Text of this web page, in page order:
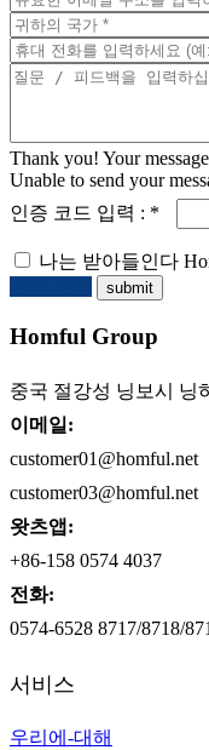
Thank you! Your
Unable to send your
인증 코드 입력 : *
나는 받아들인다
Homful Group
중국 절강성 닝보시 닝
이메일:
customer01@homful.net
customer03@homful.net
왓츠앱:
+86-158 0574 4037
전화:
0574-6528 8717/8718/
서비스
우리에-대해